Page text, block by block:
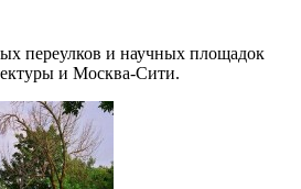
переулков и научных площадок
и Москва-Сити.